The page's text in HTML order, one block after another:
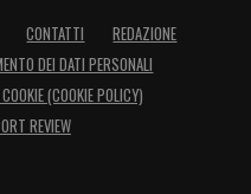
CONTATTI
REDAZIONE
DEI DATI PERSONALI
(COOKIE POLICY)
REVIEW